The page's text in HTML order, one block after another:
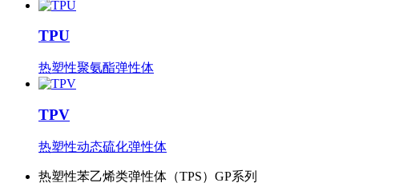
TPU
热塑性聚氨酯弹性体
TPV
热塑性动态硫化弹性体
热塑性苯乙烯类弹性体（TPS）GP系列